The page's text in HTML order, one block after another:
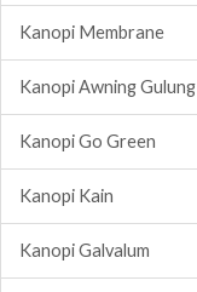
Kanopi Membrane
Kanopi Awning Gulung
Kanopi Go Green
Kanopi Kain
Kanopi Galvalum